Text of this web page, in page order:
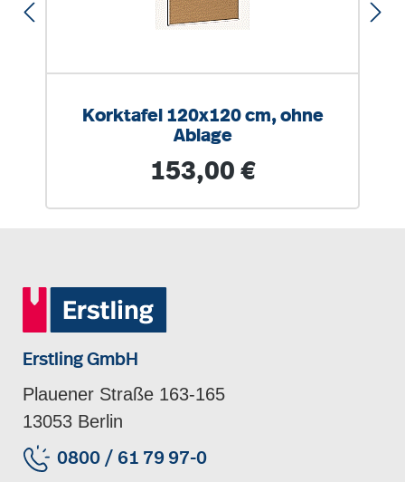
Korktafel 120x120 cm, ohne
Ablage
Regulärer Preis:
153,00 €
Erstling GmbH
Plauener Straße 163-165
13053 Berlin
0800 / 61 79 97-0